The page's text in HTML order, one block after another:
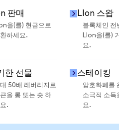
판매
을(를) 현금으로
하세요.
LIon 스왑
블록체인 전
LIon을(를)
요.
한 선물
50배 레버리지로
을 롱 또는 숏 하
.
스테이킹
암호화폐를
소극적 소득
요.